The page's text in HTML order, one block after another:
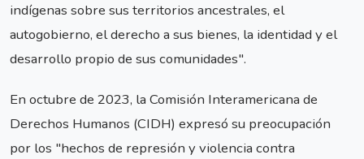
indígenas sobre sus territorios ancestrales, el
autogobierno, el derecho a sus bienes, la identidad y el
desarrollo propio de sus comunidades".
En octubre de 2023, la Comisión Interamericana de
Derechos Humanos (CIDH) expresó su preocupación
por los "hechos de represión y violencia contra